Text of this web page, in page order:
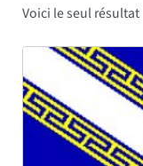
Voici le seul résultat